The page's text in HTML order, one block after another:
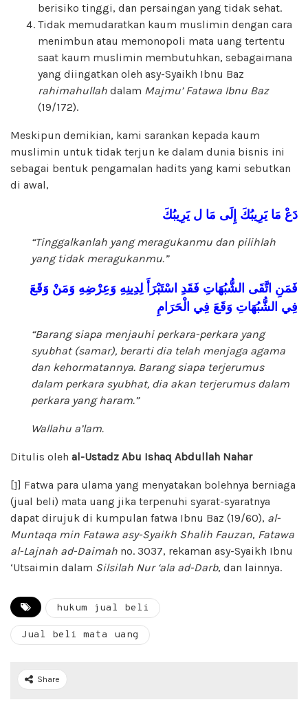
berisiko tinggi, dan persaingan yang tidak sehat.
Tidak memudaratkan kaum muslimin dengan cara
menimbun atau memonopoli mata uang tertentu
saat kaum muslimin membutuhkan, sebagaimana
yang diingatkan oleh asy-Syaikh Ibnu Baz
rahimahullah dalam Majmu’ Fatawa Ibnu Baz
(19/172).
Meskipun demikian, kami sarankan kepada kaum
muslimin untuk tidak terjun ke dalam dunia bisnis ini
sebagai bentuk pengamalan hadits yang kami sebutkan
di awal,
دَعْ مَا يَرِيبُكَ إِلَى مَا ل يَرِيبُكَ
“Tinggalkanlah yang meragukanmu dan pilihlah
yang tidak meragukanmu.”
فَمَنِ اتَّقَى الشُّبُهَاتِ فَقَدِ اسْتَبْرَأَ لِدِينِهِ وَعِرْضِهِ وَمَنْ وَقَعَ
فِي الشُّبُهَاتِ وَقَعَ فِي الْحَرَامِ
“Barang siapa menjauhi perkara-perkara yang
syubhat (samar), berarti dia telah menjaga agama
dan kehormatannya. Barang siapa terjerumus
dalam perkara syubhat, dia akan terjerumus dalam
perkara yang haram.”
Wallahu a’lam.
Ditulis oleh al-Ustadz Abu Ishaq Abdullah Nahar
[1] Fatwa para ulama yang menyatakan bolehnya berniaga
(jual beli) mata uang jika terpenuhi syarat-syaratnya
dapat dirujuk di kumpulan fatwa Ibnu Baz (19/60), al-
Muntaqa min Fatawa asy-Syaikh Shalih Fauzan, Fatawa
al-Lajnah ad-Daimah no. 3037, rekaman asy-Syaikh Ibnu
‘Utsaimin dalam Silsilah Nur ‘ala ad-Darb, dan lainnya.
hukum jual beli
Jual beli mata uang
Share